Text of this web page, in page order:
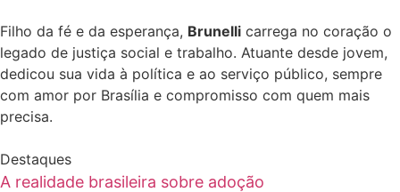
Filho da fé e da esperança, Brunelli carrega no coração o
legado de justiça social e trabalho. Atuante desde jovem,
dedicou sua vida à política e ao serviço público, sempre
com amor por Brasília e compromisso com quem mais
precisa.
Destaques
A realidade brasileira sobre adoção